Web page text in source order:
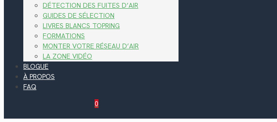
DÉTECTION DES FUITES D’AIR
GUIDES DE SÉLECTION
LIVRES BLANCS TOPRING
FORMATIONS
MONTER VOTRE RÉSEAU D’AIR
LA ZONE VIDÉO
BLOGUE
À PROPOS
FAQ
0